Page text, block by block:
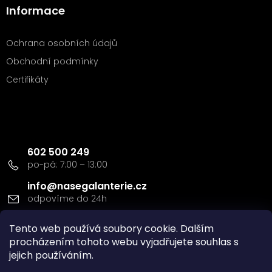
Tento web používá soubory cookie. Dalším
procházením tohoto webu vyjadřujete souhlas s
jejich používáním.
Informace
Ochrana osobních údajů
Obchodní podmínky
Certifikáty
info@nasegalanterie.cz
602 500 249
Doprava a platba